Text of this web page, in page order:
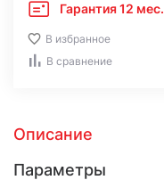
Гарантия 12 мес.
В избранное
В сравнение
Описание
Параметры